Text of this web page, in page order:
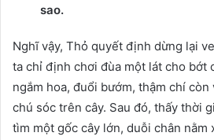
sao.
Nghĩ vậy, Thỏ quyết định dừng lại
ta chỉ định chơi đùa một lát cho bớt
ngắm hoa, đuổi bướm, thậm chí
chú sóc trên cây. Sau đó, thấy thời
tìm một gốc cây lớn, duỗi chân nằm